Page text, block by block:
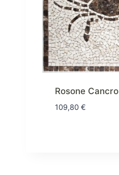
Rosone Cancro
109,80 €